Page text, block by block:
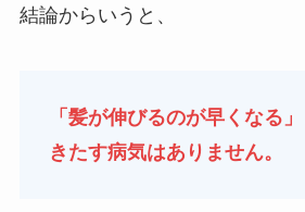
結論からいうと、
「髪が伸びるのが早くなる
きたす病気はありません。